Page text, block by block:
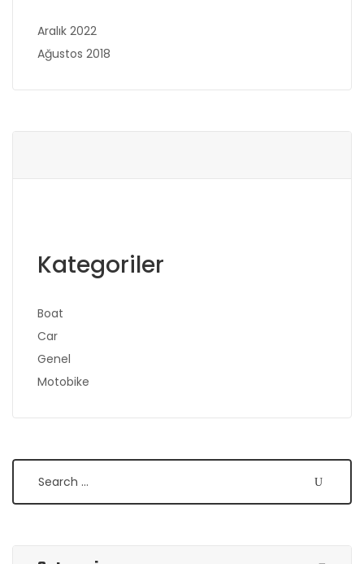
Aralık 2022
Ağustos 2018
Kategoriler
Boat
Car
Genel
Motobike